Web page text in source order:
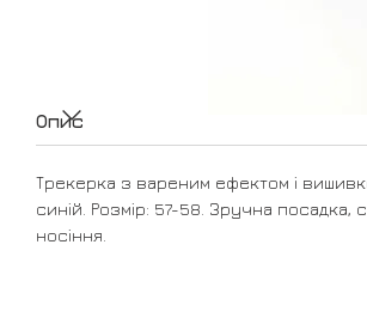
Опис
Трекерка з вареним ефектом і
синій. Розмір: 57-58. Зручна посадка,
носіння.